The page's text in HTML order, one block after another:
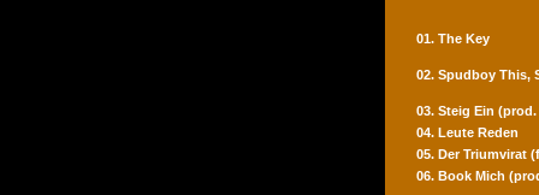
01. The Key
02. Spudboy This,
03. Steig Ein
04. Leute Reden
05. Der Triumvirat
06. Book Mich